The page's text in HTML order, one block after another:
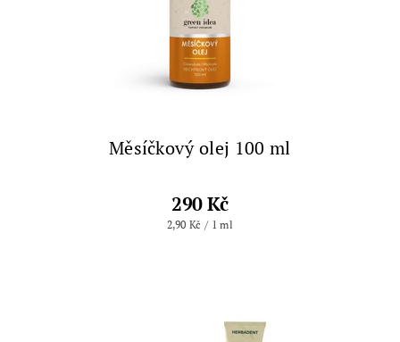
Měsíčkový olej 100 ml
290 Kč
2,90 Kč / 1 ml